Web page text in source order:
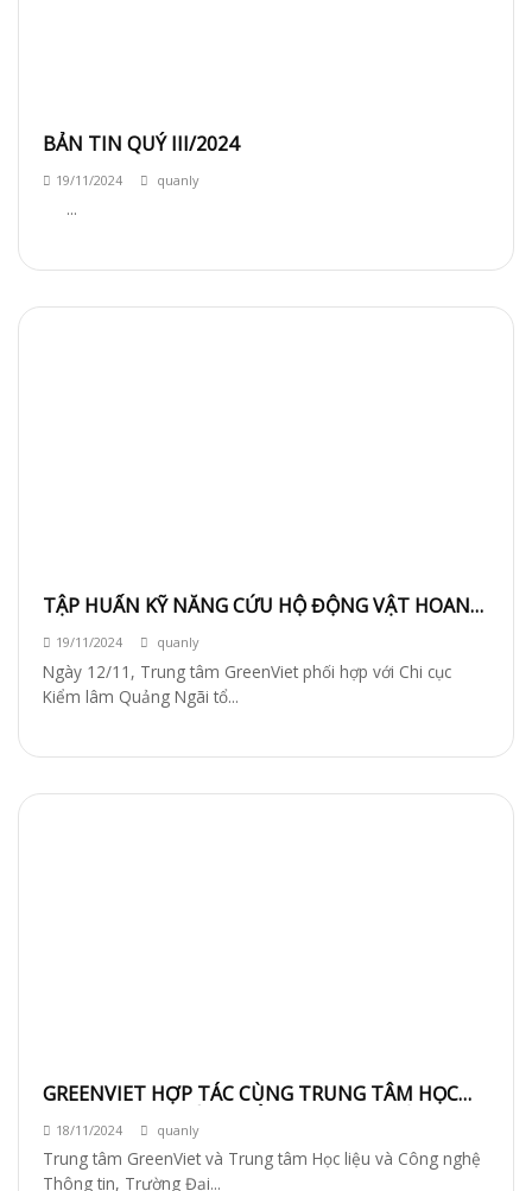
BẢN TIN QUÝ III/2024
19/11/2024 quanly
...
TẬP HUẤN KỸ NĂNG CỨU HỘ ĐỘNG VẬT HOANG
19/11/2024 quanly
Ngày 12/11, Trung tâm GreenViet phối hợp với Chi cục
Kiểm lâm Quảng Ngãi tổ...
GREENVIET HỢP TÁC CÙNG TRUNG TÂM HỌC
NHIÊN ĐÀ NẴNG
18/11/2024 quanly
Trung tâm GreenViet và Trung tâm Học liệu và Công nghệ
Thông tin, Trường Đại...